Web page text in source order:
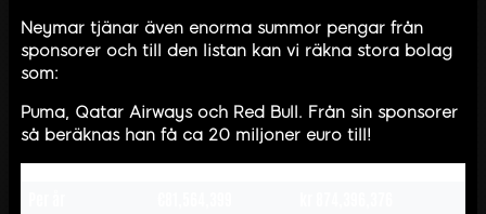
Neymar tjänar även enorma summor pengar från
sponsorer och till den listan kan vi räkna stora bolag
som:
Puma, Qatar Airways och Red Bull. Från sin sponsorer
så beräknas han få ca 20 miljoner euro till!